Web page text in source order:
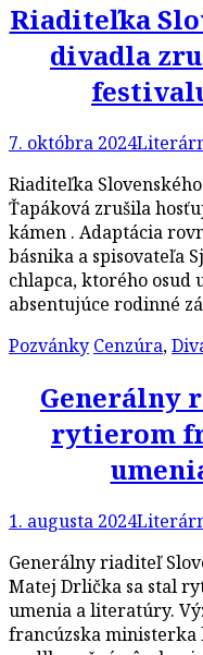
Riaditeľka
divadla
7. októbra 2024
Riaditeľka
Ťapáková zrušila
kámen . Adaptácia
básnika a spisovateľa
chlapca, ktorého osud
absentujúce rodinné
Pozvánky Cenzúra,
Generálny
rytierom
1. augusta 2024
Generálny riaditeľ
Matej Drlička sa stal
umenia a literatúry.
francúzska ministerka